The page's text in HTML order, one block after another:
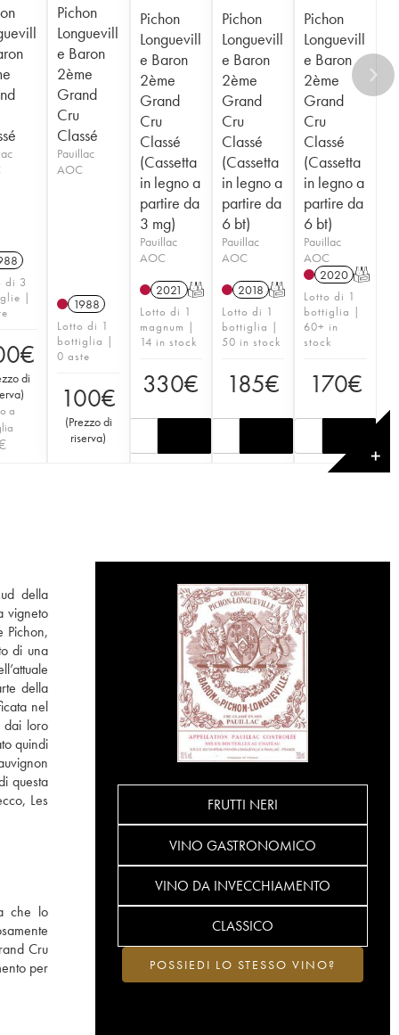
di 3
|
€
di
)
a
Pichon
Longuevill
e Baron
2ème
Grand
Cru
Classé
Pauillac
AOC
1988
Lotto di 1
bottiglia |
0 aste
100€
(Prezzo di
riserva)
Pichon
Longuevill
e Baron
2ème
Grand
Cru
Classé
(Cassetta
in legno a
partire da
3 mg)
Pauillac
AOC
2021 T
Lotto di 1
magnum |
14 in stock
330€
Pichon
Longuevill
e Baron
2ème
Grand
Cru
Classé
(Cassetta
in legno a
partire da
6 bt)
Pauillac
AOC
2018 T
Lotto di 1
bottiglia |
50 in stock
185€
Pichon
Longuevill
e Baron
2ème
Grand
Cru
Classé
(Cassetta
in legno a
partire da
6 bt)
Pauillac
AOC
2020 T
Lotto di 1
bottiglia |
60+ in
stock
170€
✕
della
vigneto
Pichon,
di una
della
nel
dai loro
quindi
questa
Les
che lo
Cru
per
FRUTTI NERI
VINO GASTRONOMICO
VINO DA INVECCHIAMENTO
CLASSICO
POSSIEDI LO STESSO VINO?